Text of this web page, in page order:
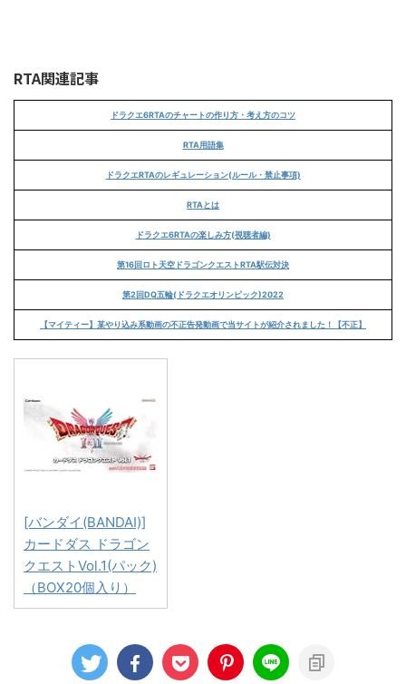
RTA関連記事
ドラクエ6RTAのチャートの作り方・考え方のコツ
RTA用語集
ドラクエRTAのレギュレーション(ルール・禁止事項)
RTAとは
ドラクエ6RTAの楽しみ方(視聴者編)
第16回ロト天空ドラゴンクエストRTA駅伝対決
第2回DQ五輪(ドラクエオリンピック)2022
【マイティー】某やり込み系動画の不正告発動画で当サイトが紹介されました！【不正】
[バンダイ(BANDAI)]
カードダス ドラゴン
クエストVol.1(パック)
（BOX20個入り）